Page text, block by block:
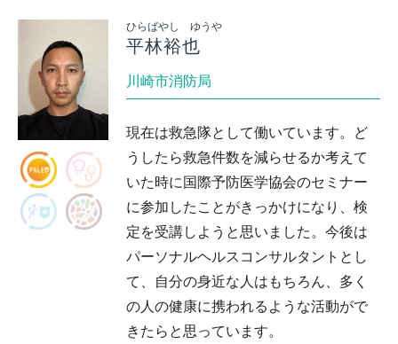
ひらばやし ゆうや
平林裕也
川崎市消防局
現在は救急隊として働いています。ど
うしたら救急件数を減らせるか考えて
いた時に国際予防医学協会のセミナー
に参加したことがきっかけになり、検
定を受講しようと思いました。今後は
パーソナルヘルスコンサルタントとし
て、自分の身近な人はもちろん、多く
の人の健康に携われるような活動がで
きたらと思っています。